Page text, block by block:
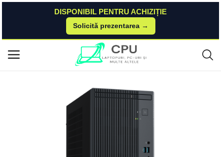
DISPONIBIL PENTRU ACHIZIȚIE
Solicită prezentarea →
Meniu principal
Expertcenter
ASUS ExpertCenter P500 Mini Tower (P500MV) ASUS